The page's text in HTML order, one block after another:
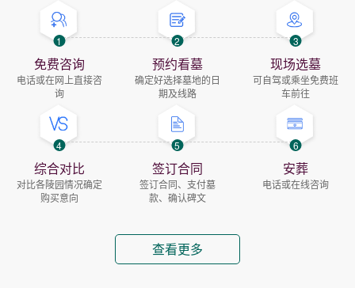
1
免费咨询
电话或在网上直接咨
询
2
预约看墓
确定好选择墓地的日
期及线路
3
现场选墓
可自驾或乘坐免费班
车前往
4
综合对比
对比各陵园情况确定
购买意向
5
签订合同
签订合同、支付墓
款、确认碑文
6
安葬
电话或在线咨询
查看更多